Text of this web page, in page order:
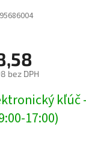
bez DPH
kľúč
17:00)